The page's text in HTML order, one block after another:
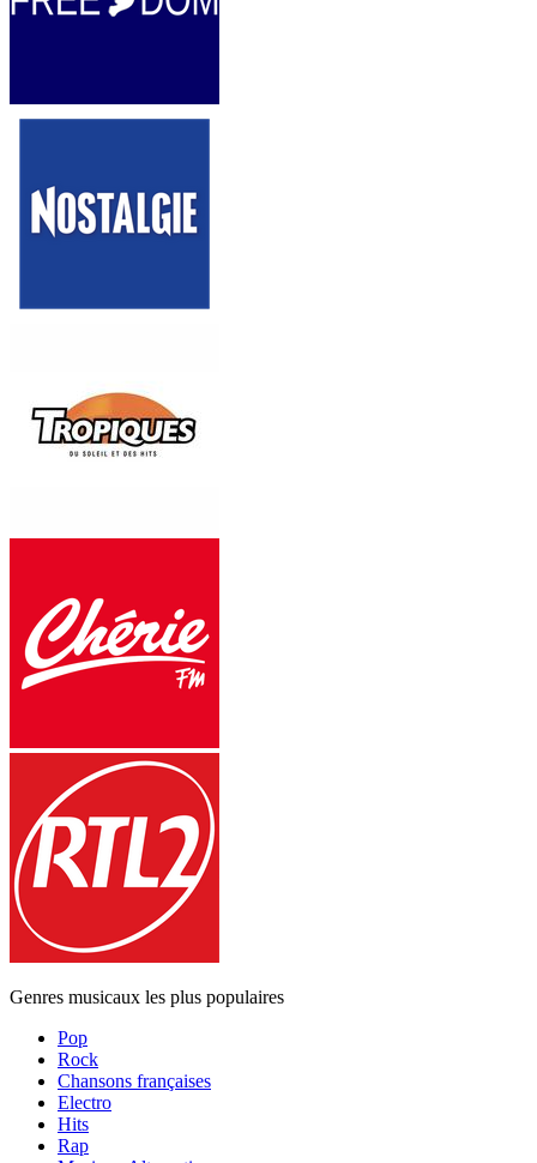
Genres musicaux les plus populaires
Pop
Rock
Chansons françaises
Electro
Hits
Rap